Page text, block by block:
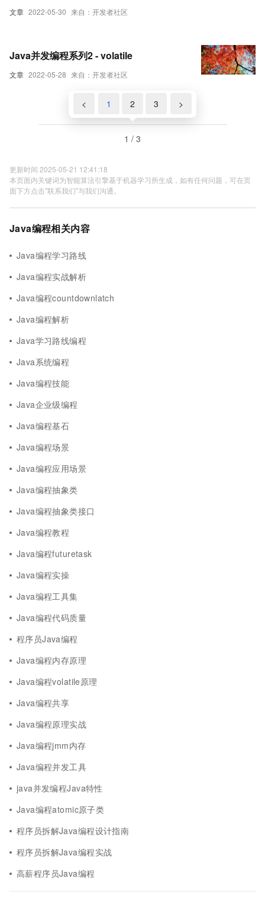
文章 2022-05-30 来自：开发者社区
文章 2022-05-28 来自：开发者社区
Java并发编程系列2 - volatile
< 1 2 3 >
1 / 3
更新时间 2025-05-21 12:41:18
本页面内关键词为智能算法引擎基于机器学习所生成，如有任何问题，可在页
面下方点击"联系我们"与我们沟通。
Java编程相关内容
Java编程学习路线
Java编程实战解析
Java编程countdownlatch
Java编程解析
Java学习路线编程
Java系统编程
Java编程技能
Java企业级编程
Java编程基石
Java编程场景
Java编程应用场景
Java编程抽象类
Java编程抽象类接口
Java编程教程
Java编程futuretask
Java编程实操
Java编程工具集
Java编程代码质量
程序员Java编程
Java编程内存原理
Java编程volatile原理
Java编程共享
Java编程原理实战
Java编程jmm内存
Java编程并发工具
java并发编程Java特性
Java编程atomic原子类
程序员拆解Java编程设计指南
程序员拆解Java编程实战
高薪程序员Java编程